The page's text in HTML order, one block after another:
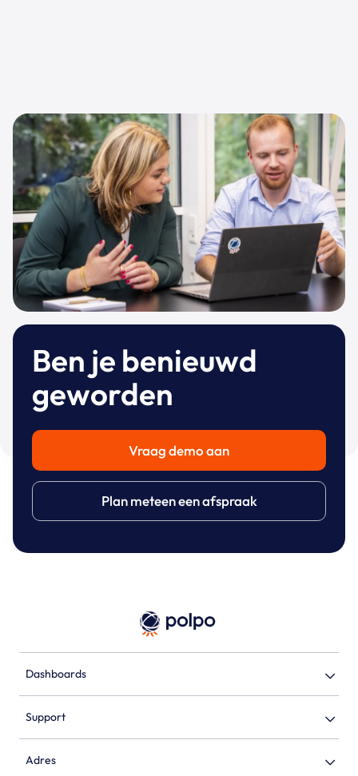
Ben je benieuwd
geworden
Vraag demo aan
Plan meteen een afspraak
Dashboards
Support
Adres